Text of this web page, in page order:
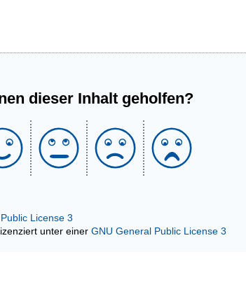
dieser Inhalt geholfen?
unter einer GNU General Public License 3